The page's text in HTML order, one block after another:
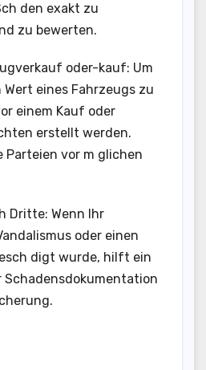
den exakt zu
zu bewerten.
oder-kauf: Um
eines Fahrzeugs zu
einem Kauf oder
erstellt werden.
Parteien vor m glichen
Dritte: Wenn Ihr
oder einen
digt wurde, hilft ein
Schadensdokumentation